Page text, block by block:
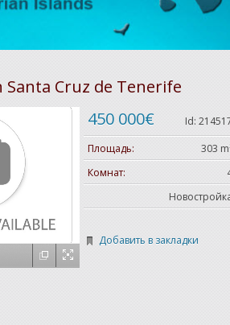
Santa Cruz de Tenerife
Id:
450 000€
Площадь:
303
Комнат:
Добавить в закладки